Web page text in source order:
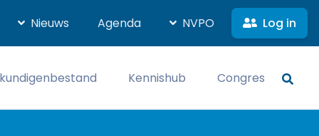
Nieuws Agenda NVPO Log in
Kennishub Congres